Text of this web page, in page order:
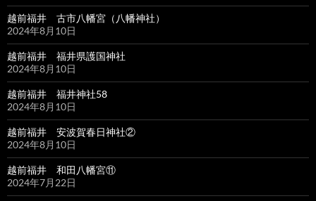
越前福井 古市八幡宮（八幡神社）
2024年8月10日
越前福井 福井県護国神社
2024年8月10日
越前福井 福井神社58
2024年8月10日
越前福井 安波賀春日神社②
2024年8月10日
越前福井 和田八幡宮⑪
2024年7月22日